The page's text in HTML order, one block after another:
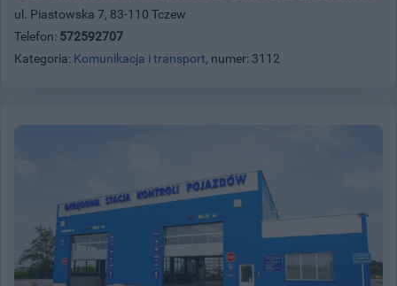
ul. Piastowska 7, 83-110 Tczew
Telefon: 572592707
Kategoria: Komunikacja i transport, numer: 3112